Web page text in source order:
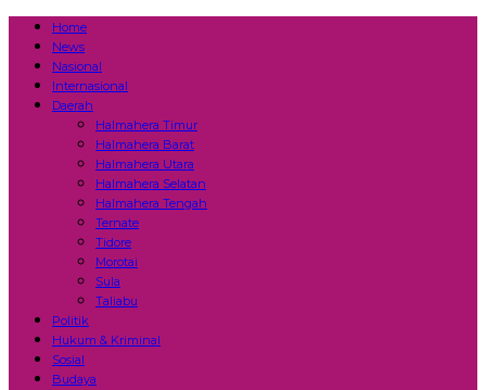
Home
News
Nasional
Internasional
Daerah
Halmahera Timur
Halmahera Barat
Halmahera Utara
Halmahera Selatan
Halmahera Tengah
Ternate
Tidore
Morotai
Sula
Taliabu
Politik
Hukum & Kriminal
Sosial
Budaya